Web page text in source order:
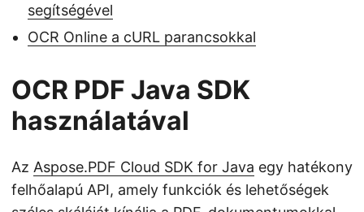
segítségével
OCR Online a cURL parancsokkal
OCR PDF Java SDK
használatával
Az Aspose.PDF Cloud SDK for Java egy hatékony
felhőalapú API, amely funkciók és lehetőségek